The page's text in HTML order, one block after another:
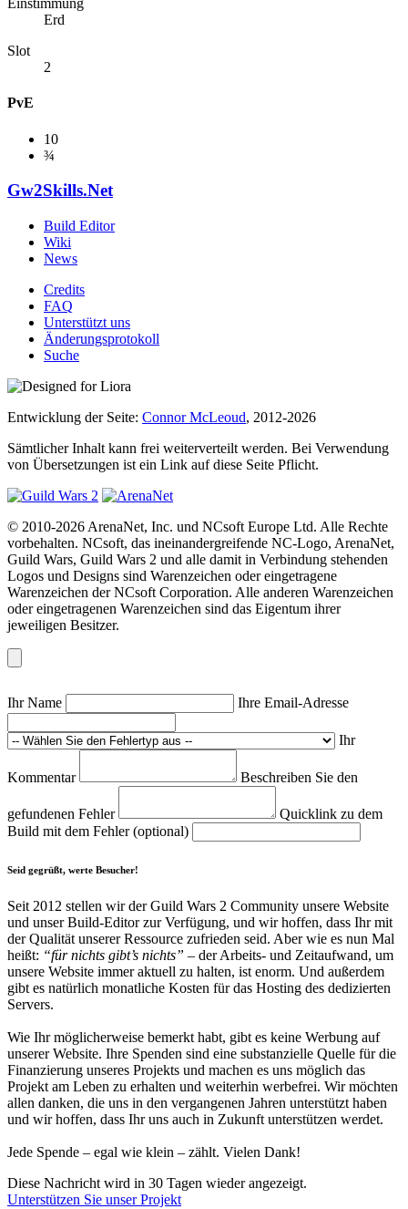
Einstimmung
Erd
Slot
2
PvE
10
¾
Gw2Skills.Net
Build Editor
Wiki
News
Credits
FAQ
Unterstützt uns
Änderungsprotokoll
Suche
Entwicklung der Seite: Connor McLeoud, 2012-2026
Sämtlicher Inhalt kann frei weiterverteilt werden. Bei Verwendung
von Übersetzungen ist ein Link auf diese Seite Pflicht.
© 2010-2026 ArenaNet, Inc. und NCsoft Europe Ltd. Alle Rechte
vorbehalten. NCsoft, das ineinandergreifende NC-Logo, ArenaNet,
Guild Wars, Guild Wars 2 und alle damit in Verbindung stehenden
Logos und Designs sind Warenzeichen oder eingetragene
Warenzeichen der NCsoft Corporation. Alle anderen Warenzeichen
oder eingetragenen Warenzeichen sind das Eigentum ihrer
jeweiligen Besitzer.
Ihr Name Ihre Email-Adresse
Ihr
Kommentar Beschreiben Sie den
gefundenen Fehler
Quicklink zu dem
Build mit dem Fehler (optional)
Seid gegrüßt, werte Besucher!
Seit 2012 stellen wir der Guild Wars 2 Community unsere Website
und unser Build-Editor zur Verfügung, und wir hoffen, dass Ihr mit
der Qualität unserer Ressource zufrieden seid. Aber wie es nun Mal
heißt: “für nichts gibt’s nichts” – der Arbeits- und Zeitaufwand, um
unsere Website immer aktuell zu halten, ist enorm. Und außerdem
gibt es natürlich monatliche Kosten für das Hosting des dedizierten
Servers.
Wie Ihr möglicherweise bemerkt habt, gibt es keine Werbung auf
unserer Website. Ihre Spenden sind eine substanzielle Quelle für die
Finanzierung unseres Projekts und machen es uns möglich das
Projekt am Leben zu erhalten und weiterhin werbefrei. Wir möchten
allen danken, die uns in den vergangenen Jahren unterstützt haben
und wir hoffen, dass Ihr uns auch in Zukunft unterstützen werdet.
Jede Spende – egal wie klein – zählt. Vielen Dank!
Diese Nachricht wird in 30 Tagen wieder angezeigt.
Unterstützen Sie unser Projekt